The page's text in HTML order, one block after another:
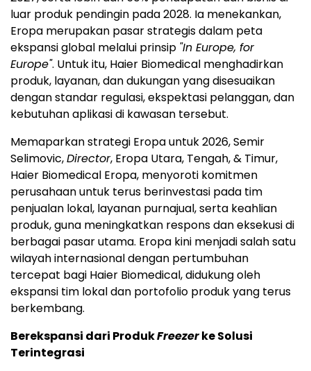
luar produk pendingin pada 2028. Ia menekankan,
Eropa merupakan pasar strategis dalam peta
ekspansi global melalui prinsip "In Europe, for
Europe". Untuk itu, Haier Biomedical menghadirkan
produk, layanan, dan dukungan yang disesuaikan
dengan standar regulasi, ekspektasi pelanggan, dan
kebutuhan aplikasi di kawasan tersebut.
Memaparkan strategi Eropa untuk 2026, Semir
Selimovic,Director, Eropa Utara, Tengah, & Timur,
Haier Biomedical Eropa, menyoroti komitmen
perusahaan untuk terus berinvestasi pada tim
penjualan lokal, layanan purnajual, serta keahlian
produk, guna meningkatkan respons dan eksekusi di
berbagai pasar utama. Eropa kini menjadi salah satu
wilayah internasional dengan pertumbuhan
tercepat bagi Haier Biomedical, didukung oleh
ekspansi tim lokal dan portofolio produk yang terus
berkembang.
Berekspansi dari ProdukFreezerke Solusi
Terintegrasi